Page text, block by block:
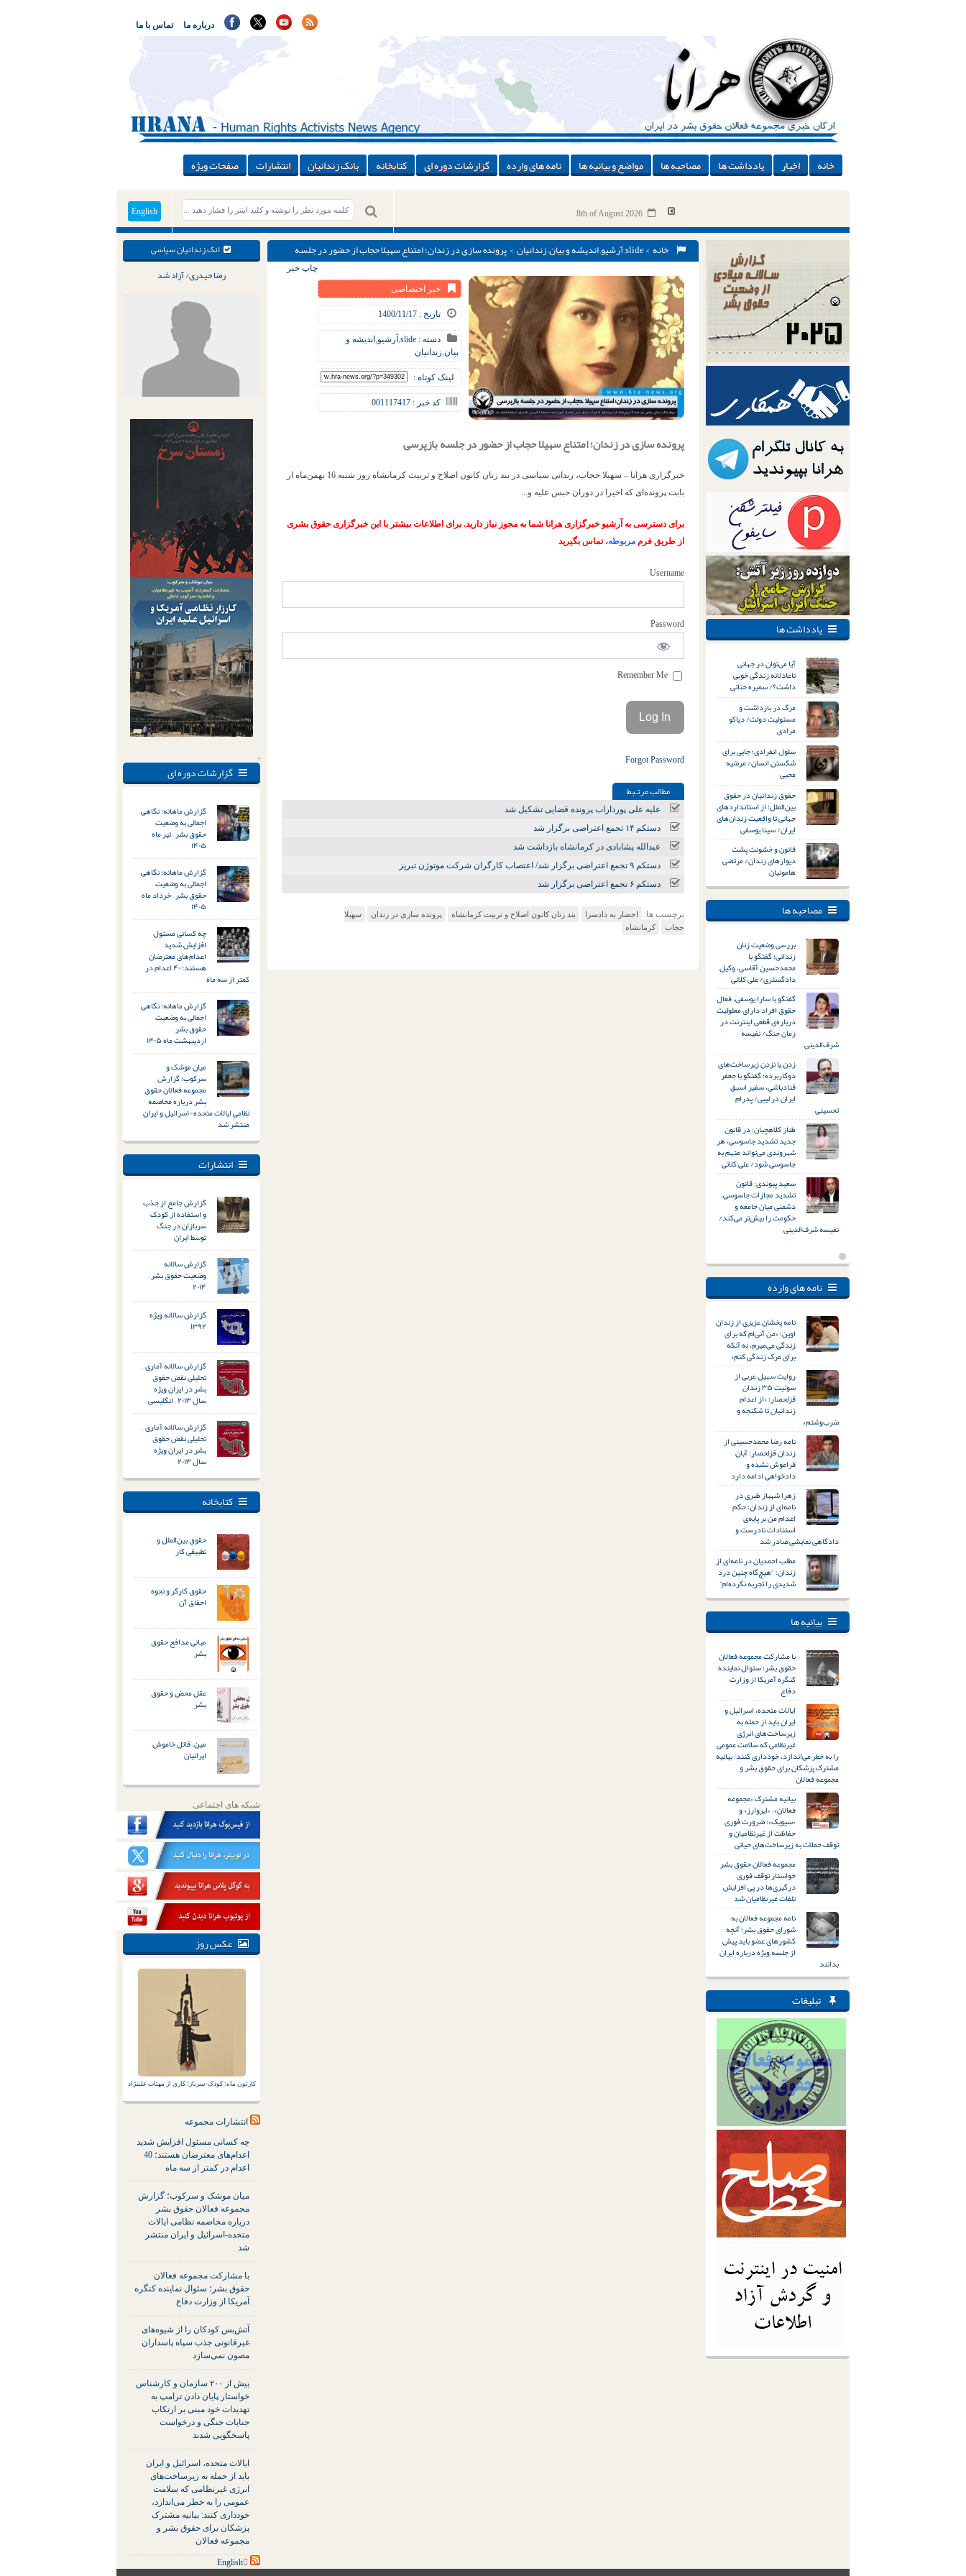
تماس با ما درباره ما
خانه اخبار یادداشت ها مصاحبه ها مواضع و بیانیه ها نامه های وارده گزارشات دوره ای کتابخانه بانک زندانیان انتشارات صفحات ویژه
English 8th of August 2026
انک زندانیان سیاسی
رضا حیدری/ آزاد شد
.
گزارشات دوره ای
گزارش ماهانه؛ نگاهی
اجمالی به وضعیت
حقوق بشر – تیر ماه
۱۴۰۵
گزارش ماهانه؛ نگاهی
اجمالی به وضعیت
حقوق بشر – خرداد ماه
۱۴۰۵
چه کسانی مسئول
افزایش شدید
اعدام‌های معترضان
هستند؛ ۴۰ اعدام در
کمتر از سه ماه
گزارش ماهانه؛ نگاهی
اجمالی به وضعیت
حقوق بشر –
اردیبهشت ماه ۱۴۰۵
میان موشک و
سرکوب؛ گزارش
مجموعه فعالان حقوق
بشر درباره مخاصمه
نظامی ایالات متحده-اسرائیل و ایران
منتشر شد
انتشارات
گزارش جامع از جذب
و استفاده از کودک
سربازان در جنگ
توسط ایران
گزارش سالانه
وضعیت حقوق بشر –
۲۰۱۴
گزارش سالانه ویژه
۱۳۹۲
گزارش سالانه آماری –
تحلیلی نقض حقوق
بشر در ایران ویژه
سال ۲۰۱۳ – انگلیسی
گزارش سالانه آماری –
تحلیلی نقض حقوق
بشر در ایران ویژه
سال ۲۰۱۳
کتابخانه
حقوق بین‌الملل و
تطبیقی کار
حقوق کارگر و نحوه
احقاق آن
مبانی مدافع حقوق
بشر
عقل محض و حقوق
بشر
مین، قاتل خاموش
ایرانیان
شبکه های اجتماعی
عکس روز
کارتون ماه: کودک-سرباز؛ کاری از مهتاب علینژاد
انتشارات مجموعه
چه کسانی مسئول افزایش شدید
اعدام‌های معترضان هستند؛ 40
اعدام در کمتر از سه ماه
میان موشک و سرکوب؛ گزارش
مجموعه فعالان حقوق بشر
درباره مخاصمه نظامی ایالات
متحده-اسرائیل و ایران منتشر
شد
با مشارکت مجموعه فعالان
حقوق بشر؛ سئوال نماینده کنگره
آمریکا از وزارت دفاع
آتش‌بس کودکان را از شیوه‌های
غیرقانونی جذب سپاه پاسداران
مصون نمی‌سازد
بیش از ۲۰۰ سازمان و کارشناس
خواستار پایان دادن ترامپ به
تهدیدات خود مبنی بر ارتکاب
جنایات جنگی و درخواست
پاسخگویی شدند
ایالات متحده، اسرائیل و ایران
باید از حمله به زیرساخت‌های
انرژی غیرنظامی که سلامت
عمومی را به خطر می‌اندازد،
خودداری کنند: بیانیه مشترک
پزشکان برای حقوق بشر و
مجموعه فعالان
خانه >
slide
,آرشیو,اندیشه و بیان,زندانیان> پرونده سازی در زندان؛ امتناع سهیلا حجاب از حضور در جلسه
خبر اختصاصی
تاریخ : 1400/11/17
دسته : slide
,آرشیو,اندیشه و
بیان,زندانیان
لینک کوتاه :
کد خبر : 001117417
چاپ خبر
پرونده سازی در زندان؛ امتناع سهیلا حجاب از حضور در جلسه بازپرسی
خبرگزاری هرانا – سهیلا حجاب، زندانی سیاسی در بند زنان کانون اصلاح و تربیت کرمانشاه روز شنبه 16 بهمن‌ماه از
بابت پرونده‌ای که اخیرا در دوران حبس علیه و...
برای دسترسی به آرشیو خبرگزاری هرانا شما به مجوز نیاز دارید. برای اطلاعات بیشتر با این خبرگزاری حقوق بشری
از طریق فرم مربوطه، تماس بگیرید
Username
Password
Forgot Password
مطالب مرتـبط
علیه علی پورداراب پرونده قضایی تشکیل شد
دستکم ۱۴ تجمع اعتراضی برگزار شد
عبدالله پشابادی در کرمانشاه بازداشت شد
دستکم ۹ تجمع اعتراضی برگزار شد/ اعتصاب کارگران شرکت موتوژن تبریز
دستکم ۶ تجمع اعتراضی برگزار شد
برچسب ها: احضار به دادسرا بند زنان کانون اصلاح و تربیت کرمانشاه پرونده سازی در زندان
سهیلا
حجاب
کرمانشاه
یادداشت ها
آیا می‌توان در جهانی
ناعادلانه زندگی خوبی
داشت؟/ سمیره حنائی
مرگ در بازداشت و
مسئولیت دولت/ دیاکو
مرادی
سلول انفرادی؛ جایی برای
شکستن انسان/ مرضیه
محبی
حقوق زندانیان در حقوق
بین‌الملل؛ از استانداردهای
جهانی تا واقعیت زندان‌های
ایران/ سینا یوسفی
قانون و خشونت پشت
دیوارهای زندان/ مرتضی
هامونیان
مصاحبه ها
بررسی وضعیت زنان
زندانی؛ گفتگو با
محمدحسین آقاسی، وکیل
دادگستری/ علی کلائی
گفتگو با سارا یوسفی، فعال
حقوق افراد دارای معلولیت
درباره‌ی قطعی اینترنت در
زمان جنگ/ نفیسه
شرف‌الدینی
زدن یا نزدن زیرساخت‌های
دوکاربرده؛ گفتگو با جعفر
قنادباشی، سفیر اسبق
ایران در لیبی/ پدرام
تحسینی
طناز کلاهچیان: در قانون
جدید تشدید جاسوسی، هر
شهروندی می‌تواند متهم به
جاسوسی شود/ علی کلائی
سعید پیوندی: قانون
تشدید مجازات جاسوسی،
دشمنی میان جامعه و
حکومت را بیش‌تر می‌کند/
نفیسه شرف‌الدینی
نامه های وارده
نامه پخشان عزیزی از زندان
اوین؛ «من آنی‌ام که برای
زندگی می‌میرم، نه آنکه
برای مرگ زندگی کنم»
روایت سهیل عربی از
سوئیت ۳۵ زندان
قزلحصار؛ «از اعدام
زندانیان تا شکنجه و
ضرب‌وشتم»
نامه رضا محمدحسینی از
زندان قزلحصار: آبان
فراموش نشده و
دادخواهی ادامه دارد
زهرا شهباز طبری در
نامه‌ای از زندان: حکم
اعدام من بر پایه‌ی
استنادات نادرست و
دادگاهی نمایشی صادر شد
مطلب احمدیان در نامه‌ای از
زندان: “هیچ‌گاه چنین درد
شدیدی را تجربه نکرده‌ام”
بیانیه ها
با مشارکت مجموعه فعالان
حقوق بشر؛ سئوال نماینده
کنگره آمریکا از وزارت
دفاع
ایالات متحده، اسرائیل و
ایران باید از حمله به
زیرساخت‌های انرژی
غیرنظامی که سلامت عمومی
را به خطر می‌اندازد، خودداری کنند: بیانیه
مشترک پزشکان برای حقوق بشر و
مجموعه فعالان
بیانیه مشترک «مجموعه
فعالان»، «ایروارز» و
«سیویک»: ضرورت فوری
حفاظت از غیرنظامیان و
توقف حملات به زیرساخت‌های حیاتی
مجموعه فعالان حقوق بشر
خواستار توقف فوری
درگیری‌ها در پی افزایش
تلفات غیرنظامیان شد
نامه مجموعه فعالان به
شورای حقوق بشر؛ آنچه
کشورهای عضو باید پیش
از جلسه ویژه درباره ایران
بدانند
تبلیغات